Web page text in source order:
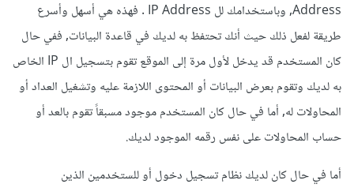
Address, وباستخدامك لل IP Address . فهذه هي أسهل وأسرع
طريقة لفعل ذلك حيث أنك تحتفظ به لديك في قاعدة البيانات, ففي حال
كان المستخدم قد يدخل لأول مرة إلى الموقع تقوم بتسجيل ال IP الخاص
به لديك وتقوم بعرض البيانات أو المحتوى اللازمة عليه وتشغيل العداد أو
المحاولات له, أما في حال كان المستخدم موجود مسبقاً تقوم بالعد أو
حساب المحاولات على نفس رقمه الموجود لديك.
أما في حال كان لديك نظام تسجيل دخول أو للستخدمين الذين